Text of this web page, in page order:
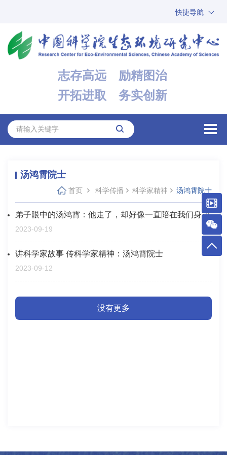
快捷导航
ARP
邮箱
志存高远 励精图治
开拓进取 务实创新
汤鸿霄院士
首页 科学传播 科学家精神 汤鸿霄院士
弟子眼中的汤鸿霄：他走了，却好像一直陪在我们身边
2023-09-19
讲科学家故事 传科学家精神：汤鸿霄院士
2023-09-12
没有更多